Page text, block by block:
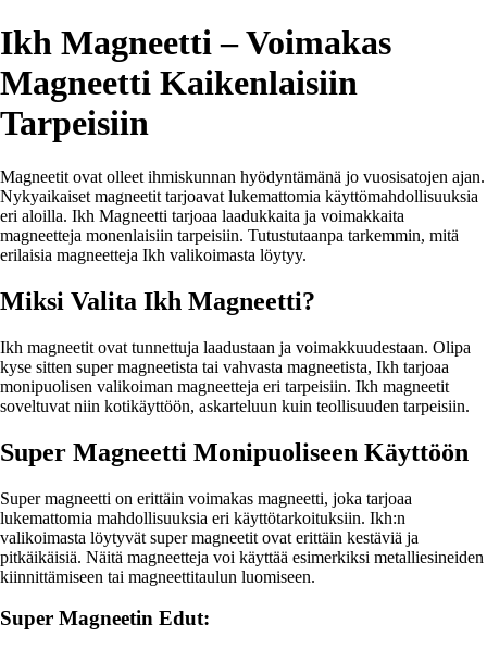
Ikh Magneetti – Voimakas
Magneetti Kaikenlaisiin
Tarpeisiin
Magneetit ovat olleet ihmiskunnan hyödyntämänä jo vuosisatojen ajan.
Nykyaikaiset magneetit tarjoavat lukemattomia käyttömahdollisuuksia
eri aloilla. Ikh Magneetti tarjoaa laadukkaita ja voimakkaita
magneetteja monenlaisiin tarpeisiin. Tutustutaanpa tarkemmin, mitä
erilaisia magneetteja Ikh valikoimasta löytyy.
Miksi Valita Ikh Magneetti?
Ikh magneetit ovat tunnettuja laadustaan ja voimakkuudestaan. Olipa
kyse sitten super magneetista tai vahvasta magneetista, Ikh tarjoaa
monipuolisen valikoiman magneetteja eri tarpeisiin. Ikh magneetit
soveltuvat niin kotikäyttöön, askarteluun kuin teollisuuden tarpeisiin.
Super Magneetti Monipuoliseen Käyttöön
Super magneetti on erittäin voimakas magneetti, joka tarjoaa
lukemattomia mahdollisuuksia eri käyttötarkoituksiin. Ikh:n
valikoimasta löytyvät super magneetit ovat erittäin kestäviä ja
pitkäikäisiä. Näitä magneetteja voi käyttää esimerkiksi metalliesineiden
kiinnittämiseen tai magneettitaulun luomiseen.
Super Magneetin Edut: